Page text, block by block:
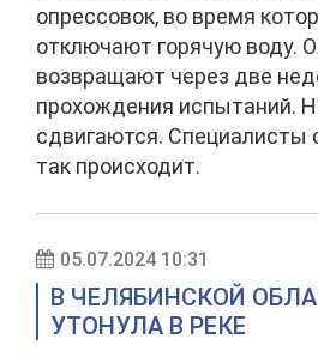
опрессовок, во время
отключают горячую воду.
возвращают через две
прохождения испытаний.
сдвигаются. Специалисты
так происходит.
05.07.2024 10:31
В ЧЕЛЯБИНСКОЙ
УТОНУЛА В РЕКЕ